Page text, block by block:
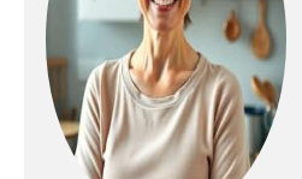
la
°C